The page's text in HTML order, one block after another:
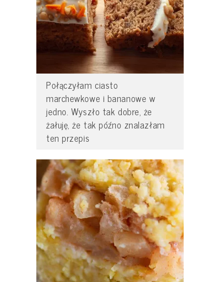
Połączyłam ciasto
marchewkowe i bananowe w
jedno. Wyszło tak dobre, że
żałuję, że tak późno znalazłam
ten przepis